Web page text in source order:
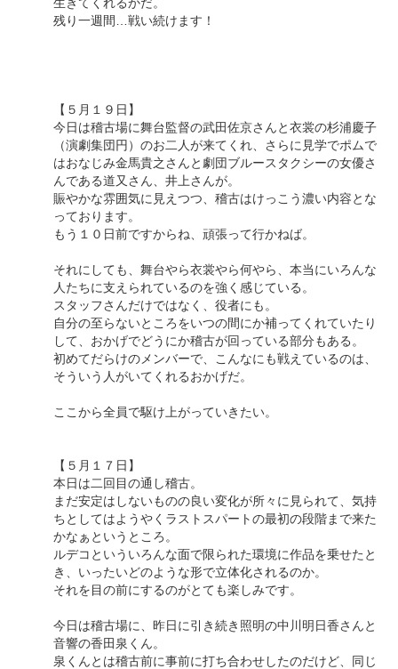
残り一週間…戦い続けます！
【５月１９日】
今日は稽古場に舞台監督の武田佐京さんと衣裳の杉浦慶子
（演劇集団円）のお二人が来てくれ、さらに見学でポムで
はおなじみ金馬貴之さんと劇団ブルースタクシーの女優さ
んである道又さん、井上さんが。
賑やかな雰囲気に見えつつ、稽古はけっこう濃い内容とな
っております。
もう１０日前ですからね、頑張って行かねば。
それにしても、舞台やら衣裳やら何やら、本当にいろんな
人たちに支えられているのを強く感じている。
スタッフさんだけではなく、役者にも。
自分の至らないところをいつの間にか補ってくれていたり
して、おかげでどうにか稽古が回っている部分もある。
初めてだらけのメンバーで、こんなにも戦えているのは、
そういう人がいてくれるおかげだ。
ここから全員で駆け上がっていきたい。
【５月１７日】
本日は二回目の通し稽古。
まだ安定はしないものの良い変化が所々に見られて、気持
ちとしてはようやくラストスパートの最初の段階まで来た
かなぁというところ。
ルデコといういろんな面で限られた環境に作品を乗せたと
き、いったいどのような形で立体化されるのか。
それを目の前にするのがとても楽しみです。
今日は稽古場に、昨日に引き続き照明の中川明日香さんと
音響の香田泉くん。
泉くんとは稽古前に事前に打ち合わせしたのだけど、同じ